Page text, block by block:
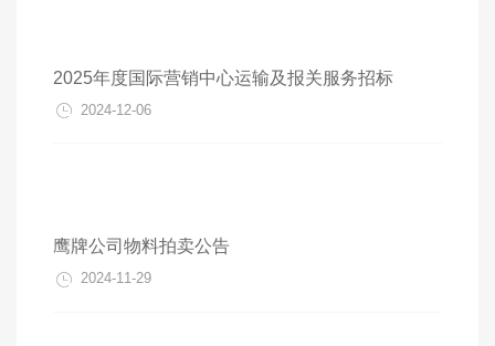
2025年度国际营销中心运输及报关服务招标
2024-12-06
鹰牌公司物料拍卖公告
2024-11-29